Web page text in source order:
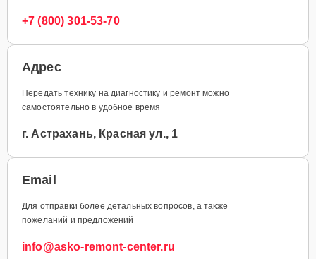
+7 (800) 301-53-70
Адрес
Передать технику на диагностику и ремонт можно
самостоятельно в удобное время
г. Астрахань, Красная ул., 1
Email
Для отправки более детальных вопросов, а также
пожеланий и предложений
info@asko-remont-center.ru